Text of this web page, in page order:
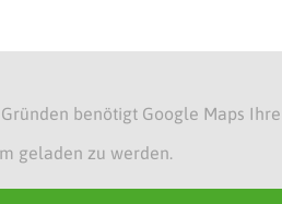
benötigt Google Maps Ihre
geladen zu werden.